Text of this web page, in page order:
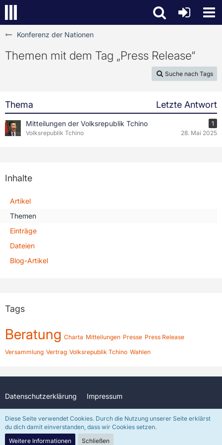
Konferenz der Nationen
Themen mit dem Tag „Press Release“
Suche nach Tags
Thema Letzte Antwort
Mitteilungen der Volksrepublik Tchino
1
Volksrepublik Tchino
28. Mai 2025
Inhalte
Artikel
Themen
Einträge
Dateien
Blog-Artikel
Tags
Beratung Charta Mitteilungen Presse Press Release
Versammlung Vertrag Volksrepublik Tchino Wahlen
Datenschutzerklärung Impressum
Community-Software:WoltLab Suite™
In freundlicher Unterstützung durch
Diese Seite verwendet Cookies. Durch die Nutzung unserer Seite erklärst
du dich damit einverstanden, dass wir Cookies setzen.
Weitere Informationen
Schließen